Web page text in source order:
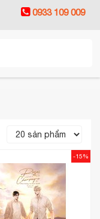
0933 109 009
-15%